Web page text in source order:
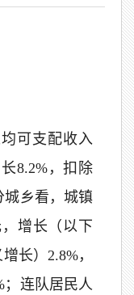
可支配收入
8.2%，扣除
城乡看，城镇
增长（以下
长）2.8%，
；连队居民人